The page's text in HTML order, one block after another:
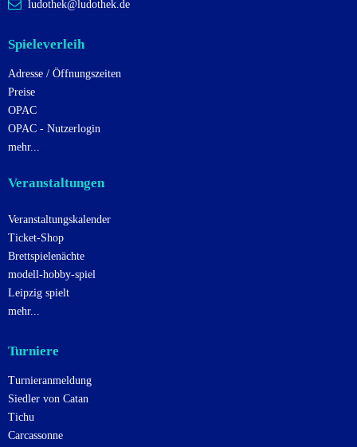
ludothek@ludothek.de
Spieleverleih
Adresse / Öffnungszeiten
Preise
OPAC
OPAC - Nutzerlogin
mehr...
Veranstaltungen
Veranstaltungskalender
Ticket-Shop
Brettspielenächte
modell-hobby-spiel
Leipzig spielt
mehr...
Turniere
Turnieranmeldung
Siedler von Catan
Tichu
Carcassonne